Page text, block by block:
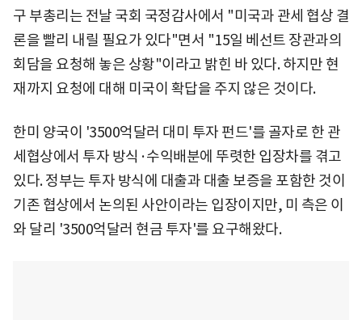
구 부총리는 전날 국회 국정감사에서 "미국과 관세 협상 결
론을 빨리 내릴 필요가 있다"면서 "15일 베선트 장관과의
회담을 요청해 놓은 상황"이라고 밝힌 바 있다. 하지만 현
재까지 요청에 대해 미국이 확답을 주지 않은 것이다.
한미 양국이 '3500억달러 대미 투자 펀드'를 골자로 한 관
세협상에서 투자 방식·수익배분에 뚜렷한 입장차를 겪고
있다. 정부는 투자 방식에 대출과 대출 보증을 포함한 것이
기존 협상에서 논의된 사안이라는 입장이지만, 미 측은 이
와 달리 '3500억달러 현금 투자'를 요구해왔다.